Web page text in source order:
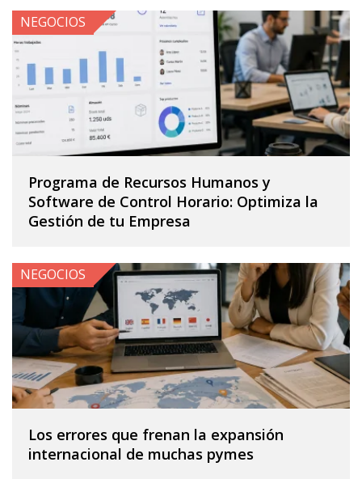
Programa de Recursos Humanos y
Software de Control Horario: Optimiza la
Gestión de tu Empresa
NEGOCIOS
Los errores que frenan la expansión
internacional de muchas pymes
NEGOCIOS